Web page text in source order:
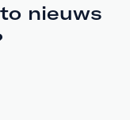
nieuws